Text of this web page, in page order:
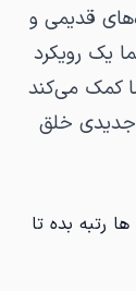
قدیمی و
یک رویکرد
کمک می‌کند
جدیدی خلق
رتبه بده تا